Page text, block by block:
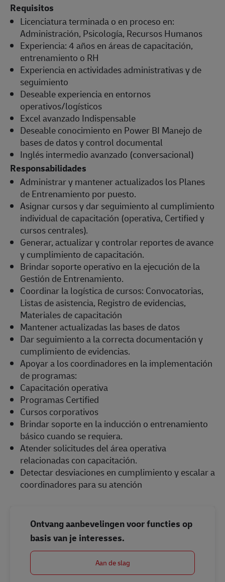
Requisitos
Licenciatura terminada o en proceso en:
Administración, Psicología, Recursos Humanos
Experiencia: 4 años en áreas de capacitación,
entrenamiento o RH
Experiencia en actividades administrativas y de
seguimiento
Deseable experiencia en entornos
operativos/logísticos
Excel avanzado Indispensable
Deseable conocimiento en Power BI Manejo de
bases de datos y control documental
Inglés intermedio avanzado (conversacional)
Responsabilidades
Administrar y mantener actualizados los Planes
de Entrenamiento por puesto.
Asignar cursos y dar seguimiento al cumplimiento
individual de capacitación (operativa, Certified y
cursos centrales).
Generar, actualizar y controlar reportes de avance
y cumplimiento de capacitación.
Brindar soporte operativo en la ejecución de la
Gestión de Entrenamiento.
Coordinar la logística de cursos: Convocatorias,
Listas de asistencia, Registro de evidencias,
Materiales de capacitación
Mantener actualizadas las bases de datos
Dar seguimiento a la correcta documentación y
cumplimiento de evidencias.
Apoyar a los coordinadores en la implementación
de programas:
Capacitación operativa
Programas Certified
Cursos corporativos
Brindar soporte en la inducción o entrenamiento
básico cuando se requiera.
Atender solicitudes del área operativa
relacionadas con capacitación.
Detectar desviaciones en cumplimiento y escalar a
coordinadores para su atención
Ontvang aanbevelingen voor functies op
basis van je interesses.
Aan de slag